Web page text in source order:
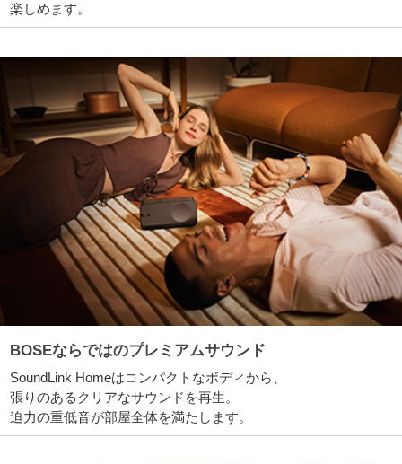
楽しめます。
BOSEならではのプレミアムサウンド
SoundLink Homeはコンパクトなボディから、
張りのあるクリアなサウンドを再生。
迫力の重低音が部屋全体を満たします。